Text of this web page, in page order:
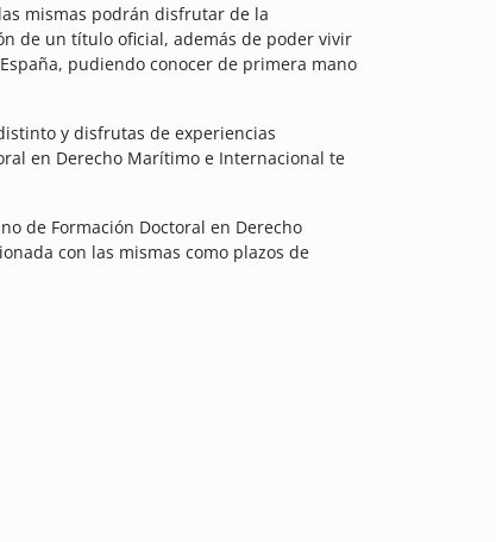
mismas podrán disfrutar de la
de un título oficial, además de poder vivir
pudiendo conocer de primera mano
y disfrutas de experiencias
en Derecho Marítimo e Internacional te
de Formación Doctoral en Derecho
con las mismas como plazos de